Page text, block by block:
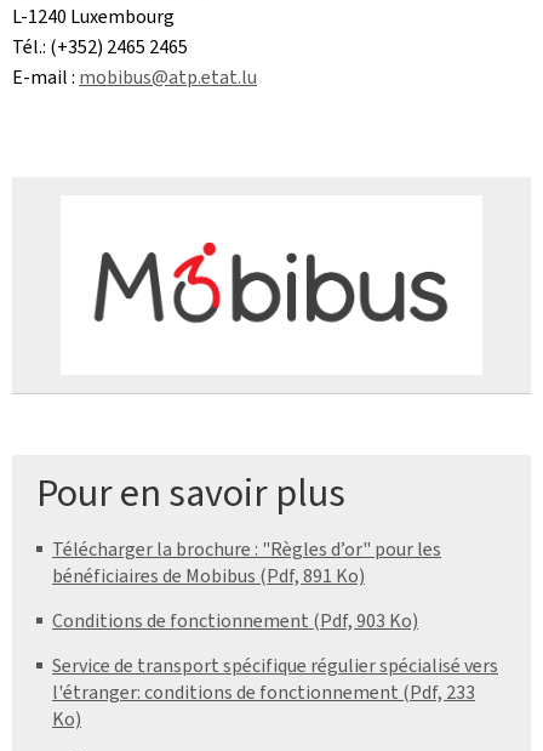
L-1240 Luxembourg
Tél.: (+352) 2465 2465
E-mail : mobibus@atp.etat.lu
Pour en savoir plus
Télécharger la brochure : "Règles d’or" pour les
bénéficiaires de Mobibus (Pdf, 891 Ko)
Conditions de fonctionnement (Pdf, 903 Ko)
Service de transport spécifique régulier spécialisé vers
l'étranger: conditions de fonctionnement (Pdf, 233
Ko)